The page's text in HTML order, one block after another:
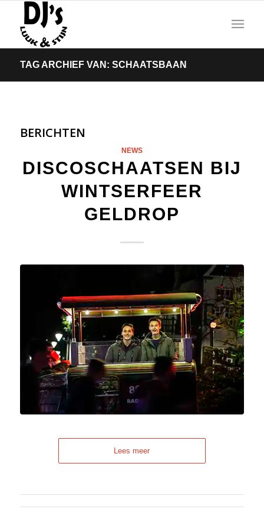
TAG ARCHIEF VAN: SCHAATSBAAN
BERICHTEN
NEWS
DISCOSCHAATSEN BIJ
WINTSERFEER
GELDROP
Lees meer